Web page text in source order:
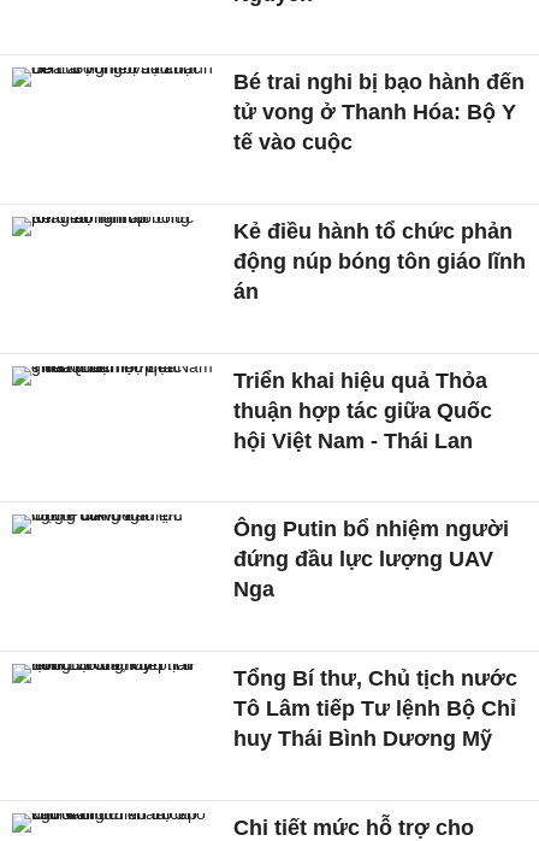
Bé trai nghi bị bạo hành đến
tử vong ở Thanh Hóa: Bộ Y
tế vào cuộc
Kẻ điều hành tổ chức phản
động núp bóng tôn giáo lĩnh
án
Triển khai hiệu quả Thỏa
thuận hợp tác giữa Quốc
hội Việt Nam - Thái Lan
Ông Putin bổ nhiệm người
đứng đầu lực lượng UAV
Nga
Tổng Bí thư, Chủ tịch nước
Tô Lâm tiếp Tư lệnh Bộ Chỉ
huy Thái Bình Dương Mỹ
Chi tiết mức hỗ trợ cho